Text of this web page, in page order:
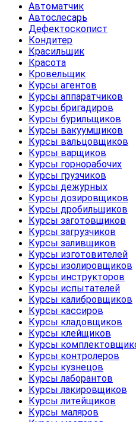
Автоматчик
Автослесарь
Дефектоскопист
Кондитер
Красильщик
Красота
Кровельщик
Курсы агентов
Курсы аппаратчиков
Курсы бригадиров
Курсы бурильщиков
Курсы вакуумщиков
Курсы вальцовщиков
Курсы варщиков
Курсы горнорабочих
Курсы грузчиков
Курсы дежурных
Курсы дозировщиков
Курсы дробильщиков
Курсы заготовщиков
Курсы загрузчиков
Курсы заливщиков
Курсы изготовителей
Курсы изолировщиков
Курсы инструкторов
Курсы испытателей
Курсы калибровщиков
Курсы кассиров
Курсы кладовщиков
Курсы клейщиков
Курсы
Курсы контролеров
Курсы кузнецов
Курсы лаборантов
Курсы лакировщиков
Курсы литейщиков
Курсы маляров